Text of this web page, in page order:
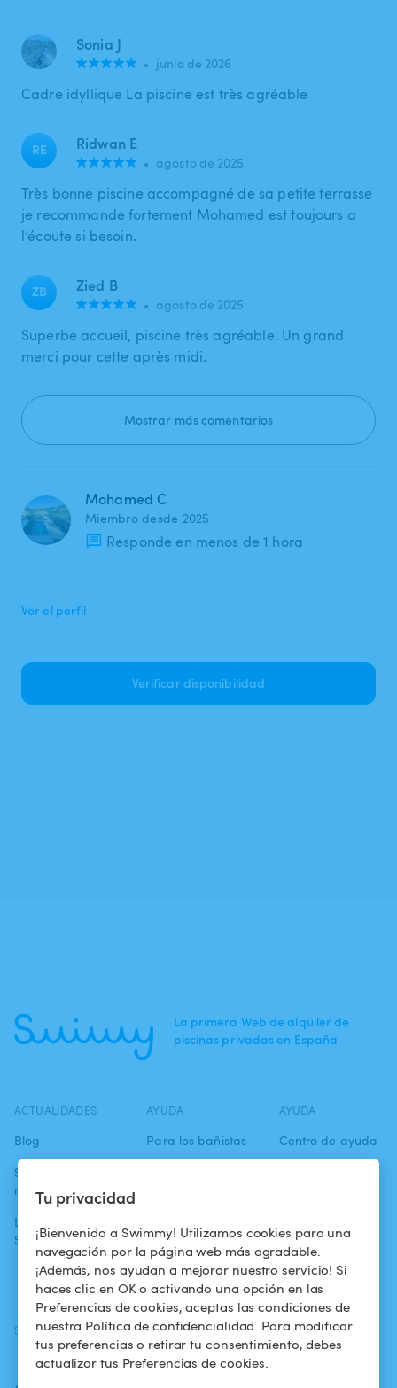
Tu privacidad
¡Bienvenido a Swimmy! Utilizamos cookies para una
navegación por la página web más agradable.
¡Además, nos ayudan a mejorar nuestro servicio! Si
haces clic en OK o activando una opción en las
Preferencias de cookies, aceptas las condiciones de
nuestra Política de confidencialidad. Para modificar
tus preferencias o retirar tu consentimiento, debes
actualizar tus Preferencias de cookies.
Sonia J
• junio de 2026
Cadre idyllique La piscine est très agréable
RE Ridwan E
• agosto de 2025
Très bonne piscine accompagné de sa petite terrasse
je recommande fortement Mohamed est toujours a
l’écoute si besoin.
ZB Zied B
• agosto de 2025
Superbe accueil, piscine très agréable. Un grand
merci pour cette après midi.
Mostrar más comentarios
Mohamed C
Miembro desde 2025
Responde en menos de 1 hora
Ver el perfil
Verificar disponibilidad
La primera Web de alquiler de
piscinas privadas en España.
ACTUALIDADES
Blog
Swimmy en los
medios
La aventura
Swimmy
AYUDA
Para los bañistas
piscina
¿Cómo funciona?
AYUDA
Centro de ayuda
confidencialidad
Aviso legal
SÍGUENOS
Facebook
DESCARGAR LA APP